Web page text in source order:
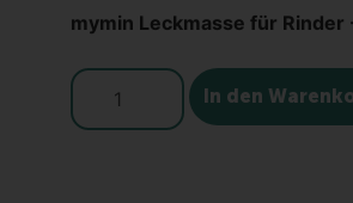
mymin Leckmasse für Rinder
In den